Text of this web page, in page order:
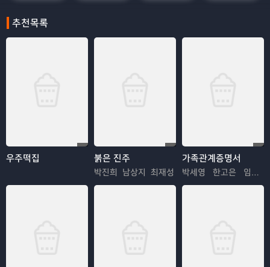
추천목록
우주떡집 붉은 진주
박진희 남상지 최재성
가족관계증명서
박세영 한고은 임지은